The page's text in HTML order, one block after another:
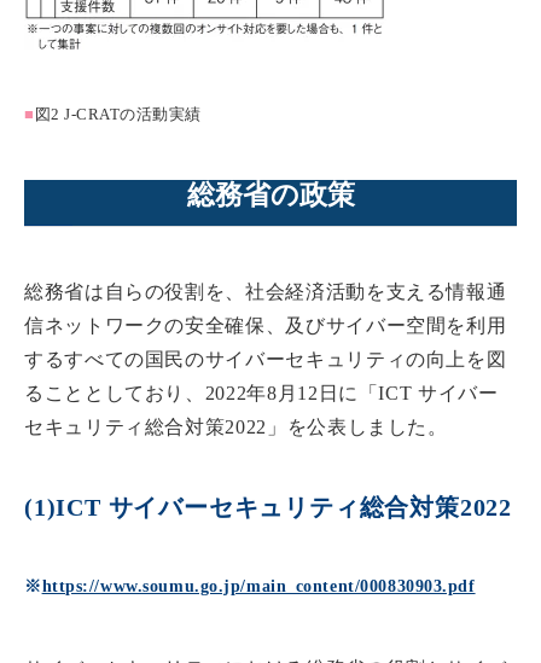
■ 図2 J-CRATの活動実績
総務省の政策
総務省は自らの役割を、社会経済活動を支える情報通
信ネットワークの安全確保、及びサイバー空間を利用
するすべての国民のサイバーセキュリティの向上を図
ることとしており、2022年8月12日に「ICT サイバー
セキュリティ総合対策2022」を公表しました。
(1)ICT サイバーセキュリティ総合対策2022
※https://www.soumu.go.jp/main_content/000830903.pdf